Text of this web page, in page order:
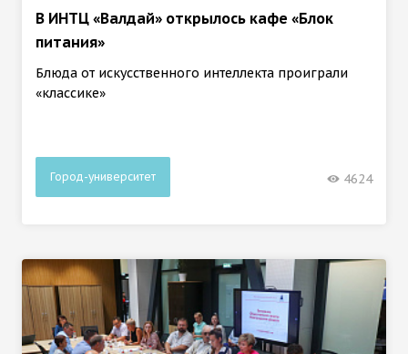
В ИНТЦ «Валдай» открылось кафе «Блок
питания»
Блюда от искусственного интеллекта проиграли
«классике»
Город-университет 4624